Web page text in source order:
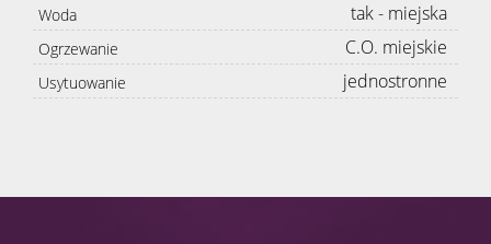
Woda tak - miejska
Ogrzewanie C.O. miejskie
Usytuowanie jednostronne